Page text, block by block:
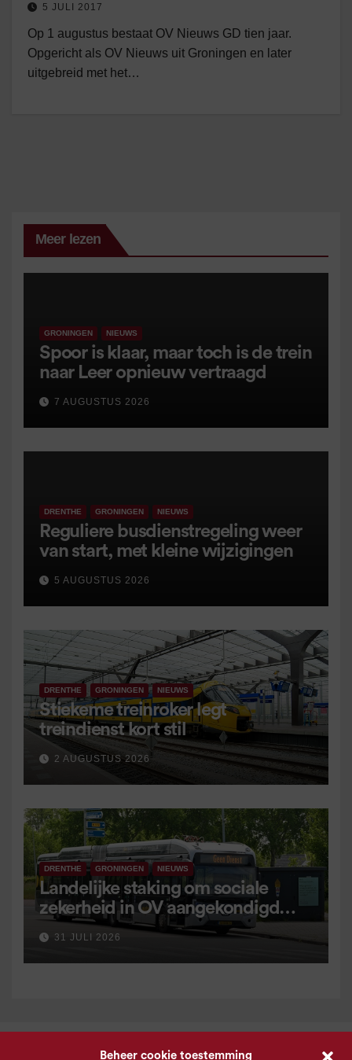
Beheer cookie toestemming
5 JULI 2017
Op 1 augustus bestaat OV Nieuws GD tien jaar.
Opgericht als OV Nieuws uit Groningen en later
uitgebreid met het…
Meer lezen
GRONINGEN NIEUWS
Spoor is klaar, maar toch is de trein
naar Leer opnieuw vertraagd
7 AUGUSTUS 2026
DRENTHE GRONINGEN NIEUWS
Reguliere busdienstregeling weer
van start, met kleine wijzigingen
5 AUGUSTUS 2026
DRENTHE GRONINGEN NIEUWS
Stiekeme treinroker legt
treindienst kort stil
2 AUGUSTUS 2026
DRENTHE GRONINGEN NIEUWS
Landelijke staking om sociale
zekerheid in OV aangekondigd
voor 9 september
31 JULI 2026